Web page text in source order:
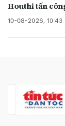
Houthi tấn
10-08-2026, 10:43